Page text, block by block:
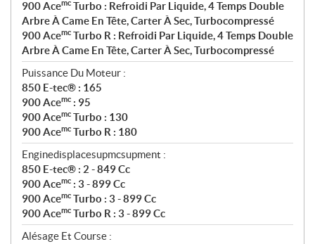
900 Acemc Turbo : Refroidi Par Liquide, 4 Temps Double
Arbre À Came En Tête, Carter À Sec, Turbocompressé
900 Acemc Turbo R : Refroidi Par Liquide, 4 Temps Double
Arbre À Came En Tête, Carter À Sec, Turbocompressé
Puissance Du Moteur :
850 E-tec® : 165
900 Acemc : 95
900 Acemc Turbo : 130
900 Acemc Turbo R : 180
Enginedisplacesupmcsupment :
850 E-tec® : 2 - 849 Cc
900 Acemc : 3 - 899 Cc
900 Acemc Turbo : 3 - 899 Cc
900 Acemc Turbo R : 3 - 899 Cc
Alésage Et Course :